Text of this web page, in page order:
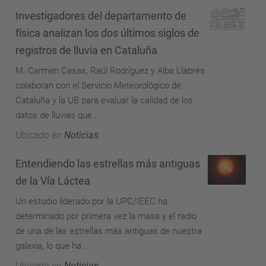
Investigadores del departamento de
física analizan los dos últimos siglos de
registros de lluvia en Cataluña
M. Carmen Casas, Raúl Rodríguez y Alba Llabrés
colaboran con el Servicio Meteorológico de
Cataluña y la UB para evaluar la calidad de los
datos de lluvias que ...
Ubicado en Noticias
Entendiendo las estrellas más antiguas
de la Vía Láctea
Un estudio liderado por la UPC/IEEC ha
determinado por primera vez la masa y el radio
de una de las estrellas más antiguas de nuestra
galaxia, lo que ha ...